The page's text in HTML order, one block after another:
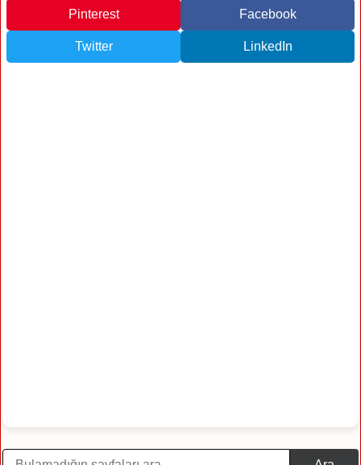
Pinterest Facebook
Twitter LinkedIn